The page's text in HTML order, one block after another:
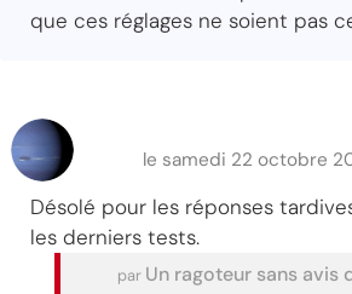
que ces réglages ne soient pas
le samedi 22 octobre
Désolé pour les réponses
les derniers tests.
par Un ragoteur sans avis